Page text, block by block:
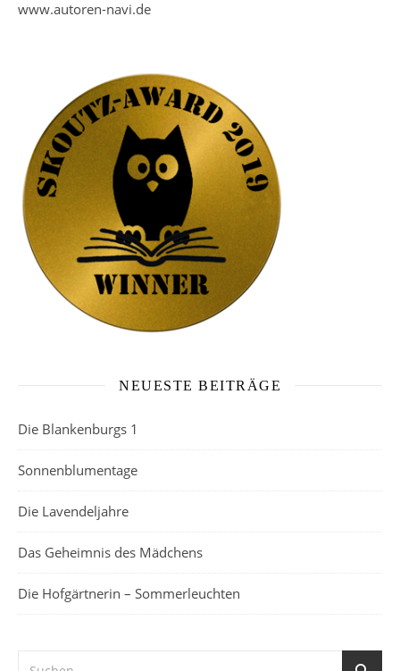
www.autoren-navi.de
NEUESTE BEITRÄGE
Die Blankenburgs 1
Sonnenblumentage
Die Lavendeljahre
Das Geheimnis des Mädchens
Die Hofgärtnerin – Sommerleuchten